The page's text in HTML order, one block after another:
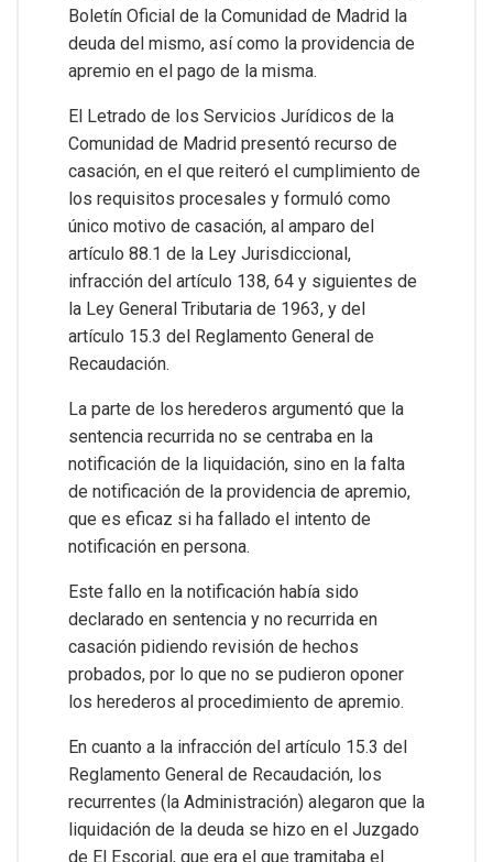
Boletín Oficial de la Comunidad de Madrid la
deuda del mismo, así como la providencia de
apremio en el pago de la misma.
El Letrado de los Servicios Jurídicos de la
Comunidad de Madrid presentó recurso de
casación, en el que reiteró el cumplimiento de
los requisitos procesales y formuló como
único motivo de casación, al amparo del
artículo 88.1 de la Ley Jurisdiccional,
infracción del artículo 138, 64 y siguientes de
la Ley General Tributaria de 1963, y del
artículo 15.3 del Reglamento General de
Recaudación.
La parte de los herederos argumentó que la
sentencia recurrida no se centraba en la
notificación de la liquidación, sino en la falta
de notificación de la providencia de apremio,
que es eficaz si ha fallado el intento de
notificación en persona.
Este fallo en la notificación había sido
declarado en sentencia y no recurrida en
casación pidiendo revisión de hechos
probados, por lo que no se pudieron oponer
los herederos al procedimiento de apremio.
En cuanto a la infracción del artículo 15.3 del
Reglamento General de Recaudación, los
recurrentes (la Administración) alegaron que la
liquidación de la deuda se hizo en el Juzgado
de El Escorial, que era el que tramitaba el